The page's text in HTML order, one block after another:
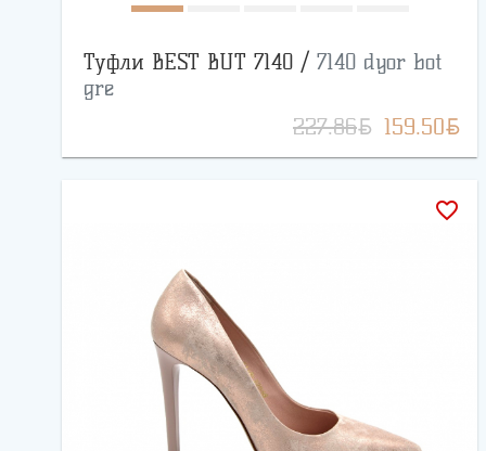
Туфли BEST BUT 7140 / 7140 dyor bot
gre
227.86BYN 159.50BYN
favorite_border